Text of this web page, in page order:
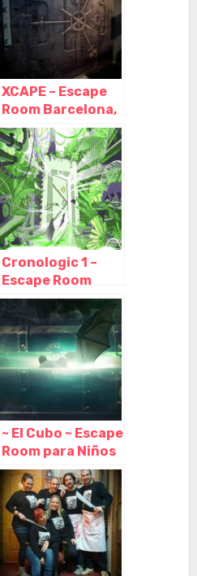
Cataluña
XCAPE – Escape
Room Barcelona,
Barcelona –
Cataluña
Cronologic 1 –
Escape Room
Barcelona,
Barcelona –
Cataluña
~ El Cubo ~ Escape
Room para Niños
o Adultos en
Barcelona,
Barcelona –
Cataluña